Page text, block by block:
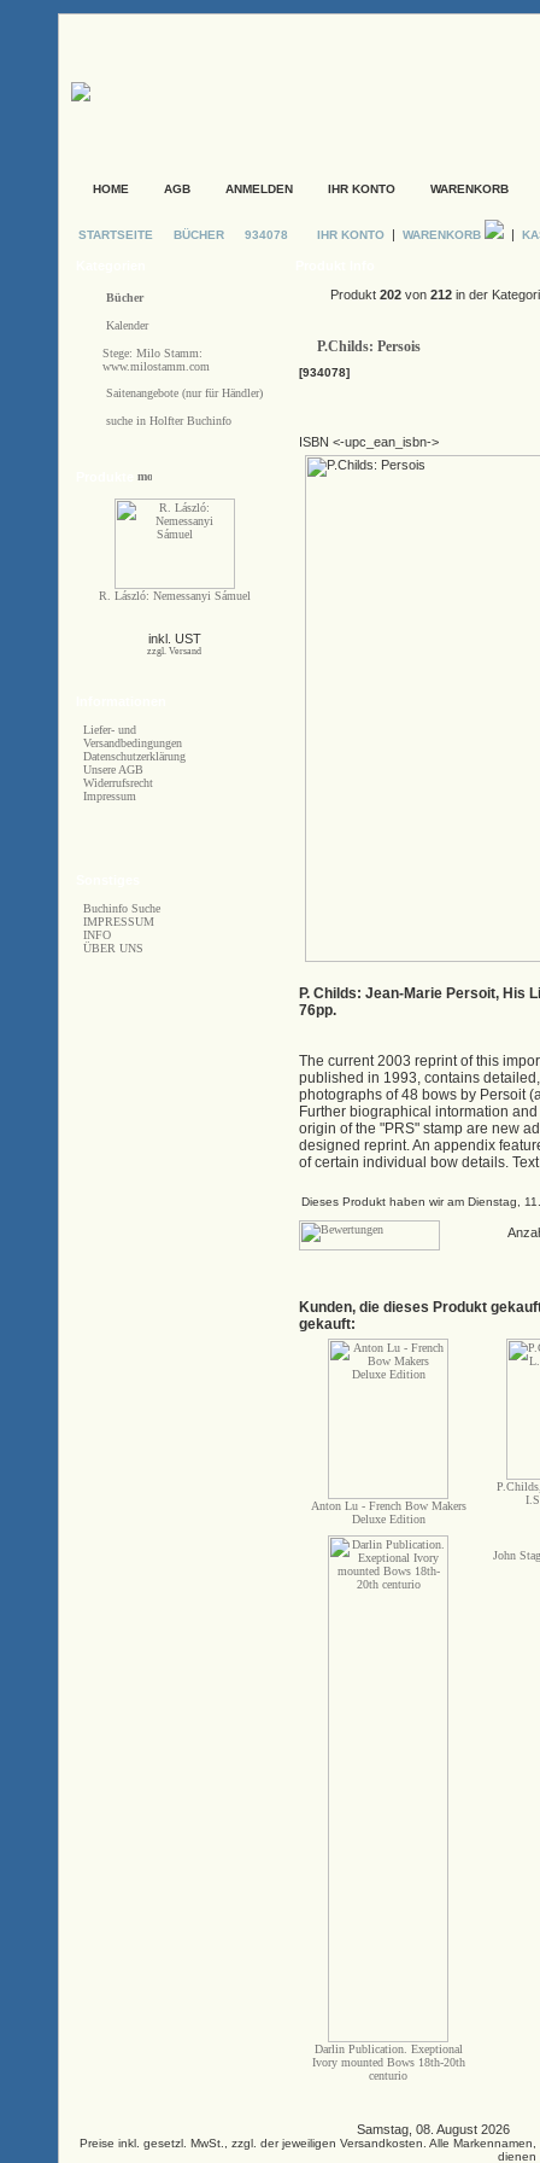
HOME AGB ANMELDEN IHR KONTO WARENKORB
STARTSEITE BÜCHER 934078 IHR KONTO| WARENKORB |
Bücher
Kalender
Stege: Milo Stamm:
www.milostamm.com
Saitenangebote (nur für Händler)
suche in Holfter Buchinfo
R. László: Nemessanyi Sámuel
inkl. UST
zzgl. Versand
Liefer- und
Versandbedingungen
Datenschutzerklärung
Unsere AGB
Widerrufsrecht
Impressum
Buchinfo Suche
IMPRESSUM
INFO
ÜBER UNS
Produkt 202von 212in der
P.Childs: Persois
[934078]
ISBN <-upc_ean_isbn->
P. Childs: Jean-Marie Persoit, His
76pp.
The current 2003 reprint of this
published in 1993, contains
photographs of 48 bows by Persoit
Further biographical intormation
origin of the "PRS" stamp are new
designed reprint. An appendix
of certain individual bow details.
Dieses Produkt haben wir am Dienstag,
Kunden, die dieses Produkt
gekauft:
Anton Lu - French Bow Makers
Deluxe Edition
Darlin Publication. Exeptional
Ivory mounted Bows 18th-20th
centurio
John
Samstag, 08. August 2026
Preise inkl. gesetzl. MwSt., zzgl. der jeweiligen Versandkosten. Alle
dienen